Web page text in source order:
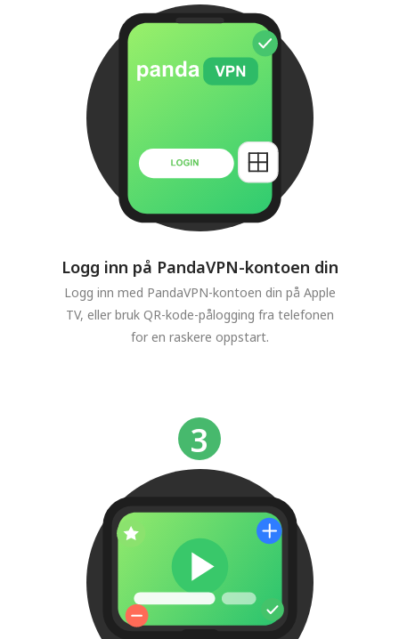
Logg inn på PandaVPN-kontoen din
Logg inn med PandaVPN-kontoen din på Apple
TV, eller bruk QR-kode-pålogging fra telefonen
for en raskere oppstart.